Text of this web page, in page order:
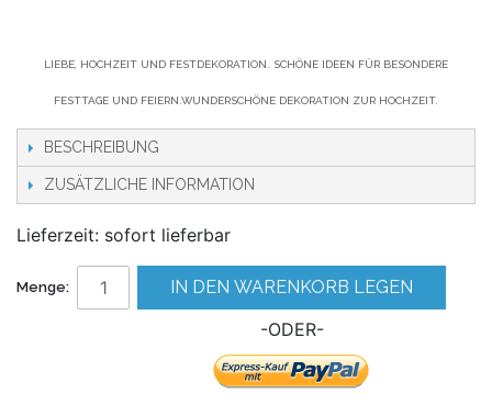
LIEBE, HOCHZEIT UND FESTDEKORATION. SCHÖNE IDEEN FÜR BESONDERE
FESTTAGE UND FEIERN.WUNDERSCHÖNE DEKORATION ZUR HOCHZEIT.
BESCHREIBUNG
ZUSÄTZLICHE INFORMATION
Lieferzeit: sofort lieferbar
Menge: IN DEN WARENKORB LEGEN
-ODER-